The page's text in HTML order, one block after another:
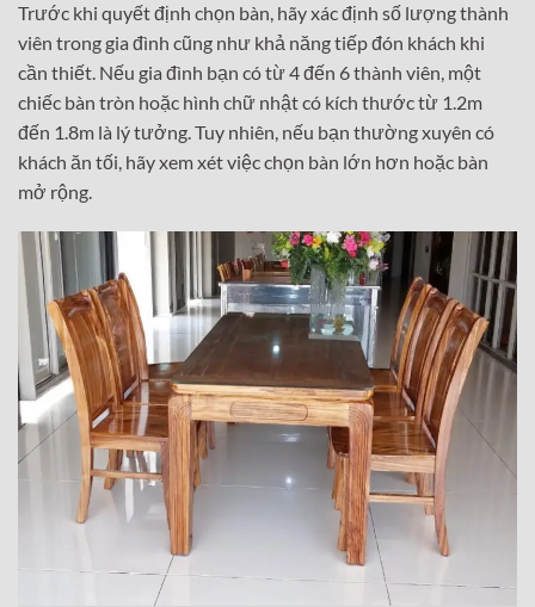
Trước khi quyết định chọn bàn, hãy xác định số lượng thành
viên trong gia đình cũng như khả năng tiếp đón khách khi
cần thiết. Nếu gia đình bạn có từ 4 đến 6 thành viên, một
chiếc bàn tròn hoặc hình chữ nhật có kích thước từ 1.2m
đến 1.8m là lý tưởng. Tuy nhiên, nếu bạn thường xuyên có
khách ăn tối, hãy xem xét việc chọn bàn lớn hơn hoặc bàn
mở rộng.